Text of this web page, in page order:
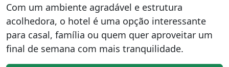
Com um ambiente agradável e estrutura
acolhedora, o hotel é uma opção interessante
para casal, família ou quem quer aproveitar um
final de semana com mais tranquilidade.